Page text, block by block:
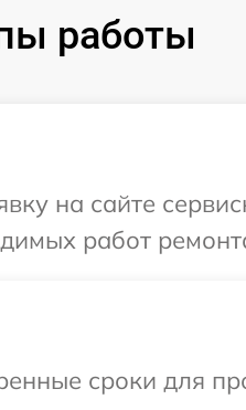
работы
на сайте
работ
сроки для